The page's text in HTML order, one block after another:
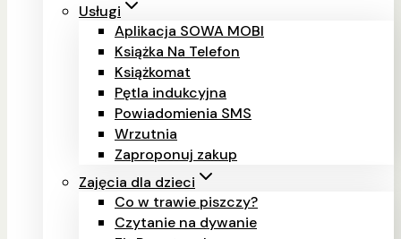
Usługi
Aplikacja SOWA MOBI
Książka Na Telefon
Książkomat
Pętla indukcyjna
Powiadomienia SMS
Wrzutnia
Zaproponuj zakup
Zajęcia dla dzieci
Co w trawie piszczy?
Czytanie na dywanie